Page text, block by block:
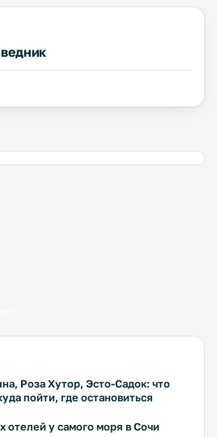
Роза Хутор, Эсто-Садок: что
пойти, где остановиться
отелей у самого моря в Сочи